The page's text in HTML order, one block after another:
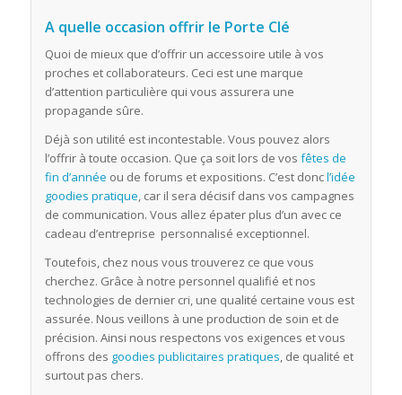
A quelle occasion offrir le Porte Clé
Quoi de mieux que d’offrir un accessoire utile à vos
proches et collaborateurs. Ceci est une marque
d’attention particulière qui vous assurera une
propagande sûre.
Déjà son utilité est incontestable. Vous pouvez alors
l’offrir à toute occasion. Que ça soit lors de vos fêtes de
fin d’année ou de forums et expositions. C’est doncl’idée
goodies pratique, car il sera décisif dans vos campagnes
de communication. Vous allez épater plus d’un avec ce
cadeau d’entreprise personnalisé exceptionnel.
Toutefois, chez nous vous trouverez ce que vous
cherchez. Grâce à notre personnel qualifié et nos
technologies de dernier cri, une qualité certaine vous est
assurée. Nous veillons à une production de soin et de
précision. Ainsi nous respectons vos exigences et vous
offrons des goodies publicitaires pratiques, de qualité et
surtout pas chers.